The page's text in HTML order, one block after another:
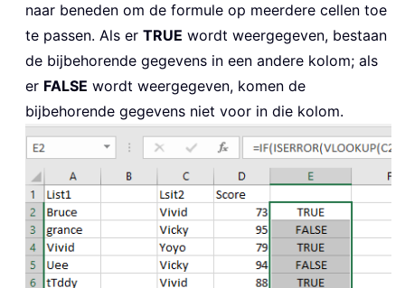
naar beneden om de formule op meerdere cellen toe
te passen. Als er TRUE wordt weergegeven, bestaan
de bijbehorende gegevens in een andere kolom; als
er FALSE wordt weergegeven, komen de
bijbehorende gegevens niet voor in die kolom.